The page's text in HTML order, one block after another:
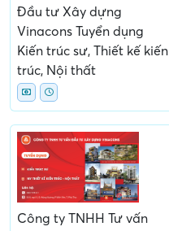
Đầu tư Xây dựng
Vinacons Tuyển dụng
Kiến trúc sư, Thiết kế kiến
trúc, Nội thất
Công ty TNHH Tư vấn